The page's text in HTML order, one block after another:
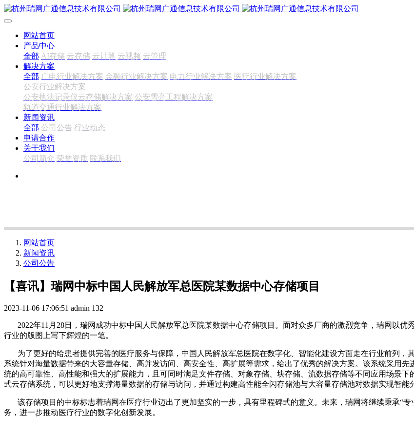
网站首页
产品中心
全部 AI存储 云存储 云计算 云视频 云管理
解决方案
全部 广电行业解决方案 金融行业解决方案 电力行业解决方案 医疗行业解决方案
公安行业解决方案
公安执法记录仪云存储解决方案 公安雪亮工程解决方案
轨道交通行业解决方案
新闻资讯
全部 公司公告 行业动态
申请合作
关于我们
公司简介 荣誉资质 联系我们
网站首页
新闻资讯
公司公告
【喜讯】瑞网中标中国人民解放军总医院某数据中心存储项目
2023-11-06 17:06:51 admin 132
2022年1 1 月 28日，瑞网成功中标中国人民解放军总医院某数据中心存储项目。面对众多厂商的激烈竞争，瑞网以
行业的版图上写下辉煌的一笔。
为了更好的给患者提供完善的医疗服务与保障，中国人民解放军总医院在数字化、智能化建设方面走在行业前列，
系统针对海量数据带来的大容量存储、高并发访问、高安全性、高扩展等需求，给出了优秀的解决方案。 该系统采用先
统的高可靠性、高性能和强大的扩展能力，且可同时满足文件存储、对象存储、块存储、流数据存储等不同应用场景
式云存储系统，可以更好地支撑海量数据的存储与访问，并通过构建高性能全闪存储池与大容量存储池对数据实现智能
该存储项目的中标标志着瑞网在医疗行业迈出了更加坚实的一步，具有里程碑式的意义。未来，瑞网将继续秉承“专
务，进一步推动医疗行业的数字化创新发展。